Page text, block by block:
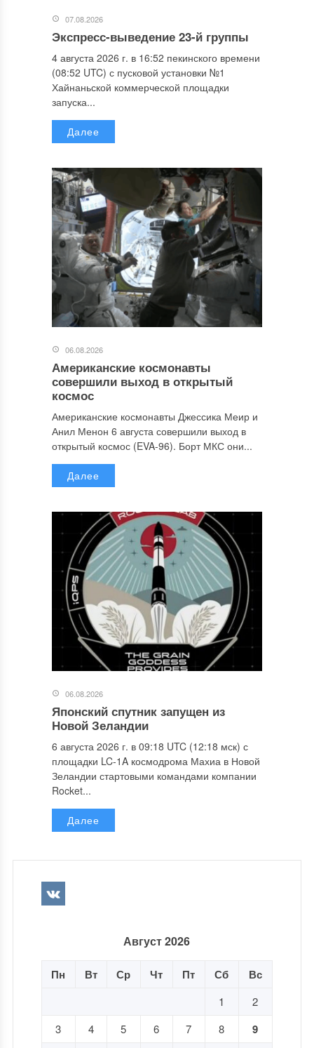
07.08.2026
Экспресс-выведение 23-й группы
4 августа 2026 г. в 16:52 пекинского времени
(08:52 UTC) с пусковой установки №1
Хайнаньской коммерческой площадки
запуска...
Далее
06.08.2026
Американские космонавты
совершили выход в открытый
космос
Американские космонавты Джессика Меир и
Анил Менон 6 августа совершили выход в
открытый космос (EVA-96). Борт МКС они...
Далее
06.08.2026
Японский спутник запущен из
Новой Зеландии
6 августа 2026 г. в 09:18 UTC (12:18 мск) с
площадки LC-1A космодрома Махиа в Новой
Зеландии стартовыми командами компании
Rocket...
Далее
Август 2026
Пн Вт Ср Чт Пт Сб Вс
1
2
3
4 5 6 7 8 9